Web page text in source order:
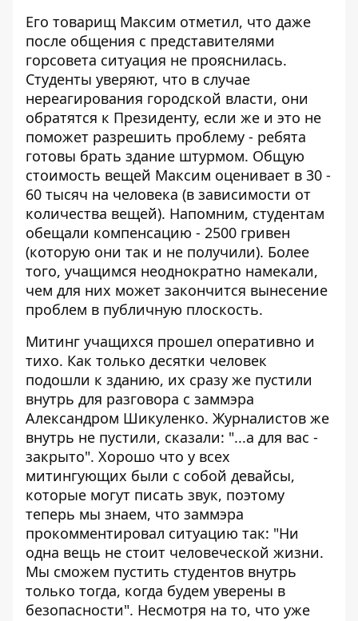
Его товарищ Максим отметил, что даже
после общения с представителями
горсовета ситуация не прояснилась.
Студенты уверяют, что в случае
нереагирования городской власти, они
обратятся к Президенту, если же и это не
поможет разрешить проблему - ребята
готовы брать здание штурмом. Общую
стоимость вещей Максим оценивает в 30 -
60 тысяч на человека (в зависимости от
количества вещей). Напомним, студентам
обещали компенсацию - 2500 гривен
(которую они так и не получили). Более
того, учащимся неоднократно намекали,
чем для них может закончится вынесение
проблем в публичную плоскость.
Митинг учащихся прошел оперативно и
тихо. Как только десятки человек
подошли к зданию, их сразу же пустили
внутрь для разговора с заммэра
Александром Шикуленко. Журналистов же
внутрь не пустили, сказали: "...а для вас -
закрыто". Хорошо что у всех
митингующих были с собой девайсы,
которые могут писать звук, поэтому
теперь мы знаем, что заммэра
прокомментировал ситуацию так: "Ни
одна вещь не стоит человеческой жизни.
Мы сможем пустить студентов внутрь
только тогда, когда будем уверены в
безопасности". Несмотря на то, что уже